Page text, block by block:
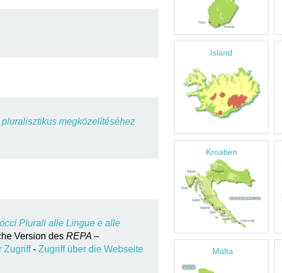
megközelítéséhez
Plurali alle Lingue e alle
Version des REPA –
Zugriff- Zugriff über die Webseite
Island
Kroatien
Malta